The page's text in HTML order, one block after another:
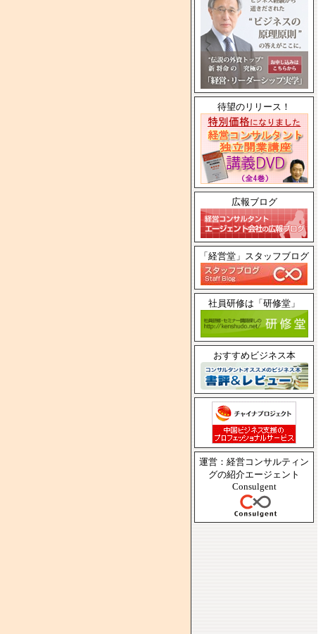
待望のリリース！
広報ブログ
「経営堂」スタッフブログ
社員研修は「研修堂」
おすすめビジネス本
運営：経営コンサルティン
グの紹介エージェント
Consulgent